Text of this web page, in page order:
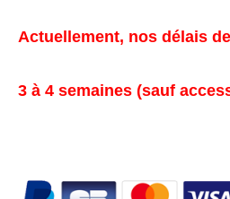
Actuellement, nos délais
3 à 4 semaines (sauf